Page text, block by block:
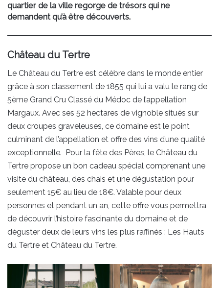
quartier de la ville regorge de trésors qui ne
demandent qu’à être découverts.
Château du Tertre
Le Château du Tertre est célèbre dans le monde entier
grâce à son classement de 1855 qui lui a valu le rang de
5ème Grand Cru Classé du Médoc de l’appellation
Margaux. Avec ses 52 hectares de vignoble situés sur
deux croupes graveleuses, ce domaine est le point
culminant de l’appellation et offre des vins d’une qualité
exceptionnelle. Pour la fête des Pères, le Château du
Tertre propose un bon cadeau spécial comprenant une
visite du château, des chais et une dégustation pour
seulement 15€ au lieu de 18€. Valable pour deux
personnes et pendant un an, cette offre vous permettra
de découvrir l’histoire fascinante du domaine et de
déguster deux de leurs vins les plus raffinés : Les Hauts
du Tertre et Château du Tertre.